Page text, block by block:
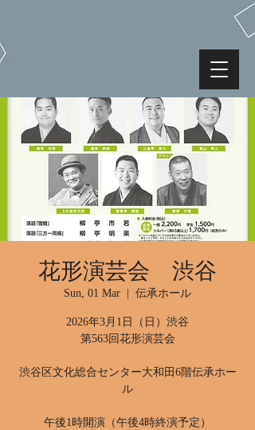
花形演芸会 渋谷
Sun, 01 Mar 伝承ホール
2026年3月1日（日）渋谷
第563回花形演芸会
渋谷区文化総合センター大和田6階伝承ホー
ル
午後1時開演（午後4時終演予定）